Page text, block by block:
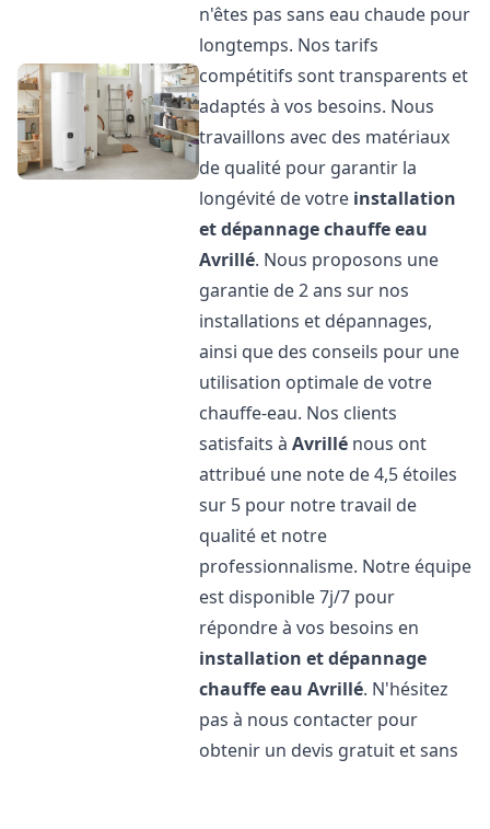
n'êtes pas sans eau chaude pour
longtemps. Nos tarifs
compétitifs sont transparents et
adaptés à vos besoins. Nous
travaillons avec des matériaux
de qualité pour garantir la
longévité de votre installation
et dépannage chauffe eau
Avrillé. Nous proposons une
garantie de 2 ans sur nos
installations et dépannages,
ainsi que des conseils pour une
utilisation optimale de votre
chauffe-eau. Nos clients
satisfaits àAvrillé nous ont
attribué une note de 4,5 étoiles
sur 5 pour notre travail de
qualité et notre
professionnalisme. Notre équipe
est disponible 7j/7 pour
répondre à vos besoins en
installation et dépannage
chauffe eau Avrillé. N'hésitez
pas à nous contacter pour
obtenir un devis gratuit et sans